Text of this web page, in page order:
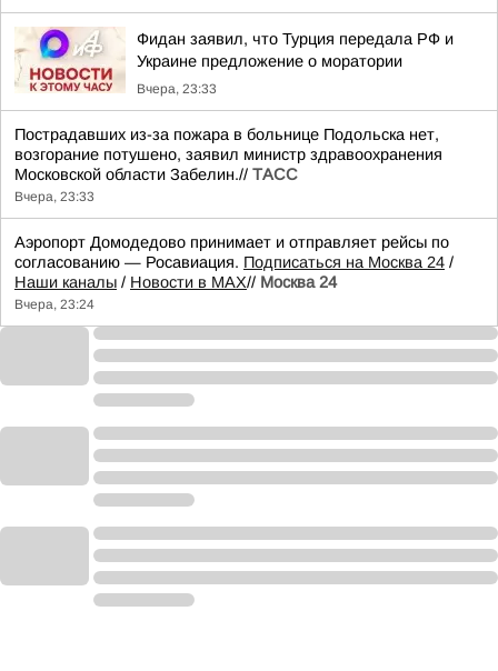
Фидан заявил, что Турция передала РФ и
Украине предложение о моратории
Вчера, 23:33
Пострадавших из-за пожара в больнице Подольска нет,
возгорание потушено, заявил министр здравоохранения
Московской области Забелин.// ТАСС
Вчера, 23:33
Аэропорт Домодедово принимает и отправляет рейсы по
согласованию — Росавиация. Подписаться на Москва 24 /
Наши каналы / Новости в MAX// Москва 24
Вчера, 23:24